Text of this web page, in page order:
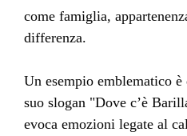
come famiglia,
differenza.
Un esempio emblematico
suo slogan "Dove c’è
evoca emozioni legate al